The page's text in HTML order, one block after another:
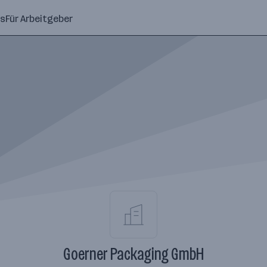
Für Arbeitgeber
Goerner Packaging GmbH